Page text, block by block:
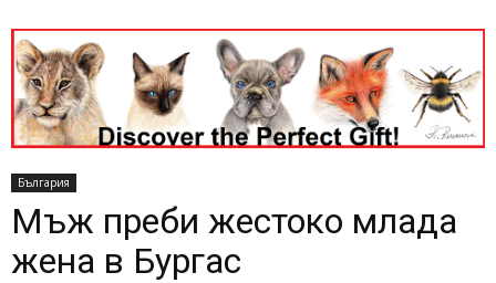
България
Мъж преби жестоко млада
жена в Бургас